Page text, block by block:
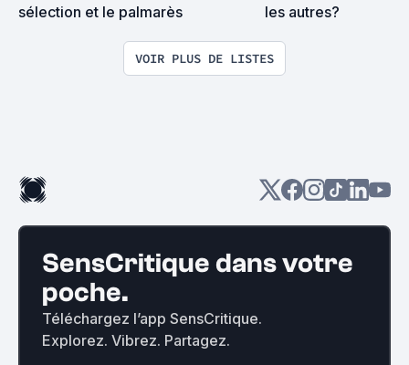
sélection et le palmarès
les autres?
VOIR PLUS DE LISTES
SensCritique dans votre
poche.
Téléchargez l’app SensCritique.
Explorez. Vibrez. Partagez.